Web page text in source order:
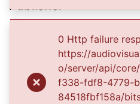
Publisher
Description
Plano medio. Exterior.
Sobresale textura de hierba
amarillo, con borde en
0 Http failure
https://
o/server/api/
f338-fdf8-4779-
84518fbf158a/